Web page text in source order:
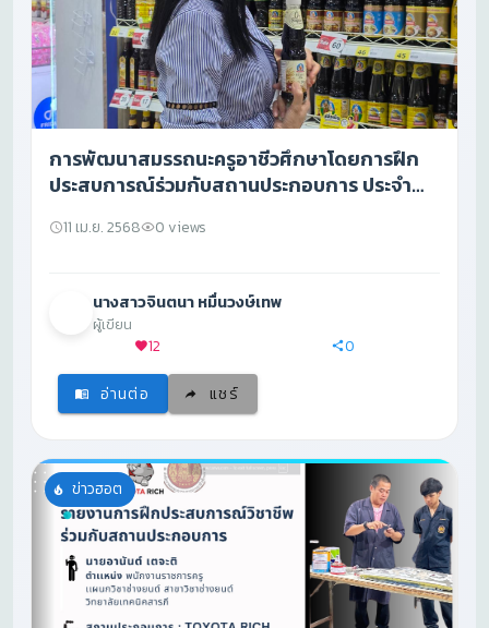
การพัฒนาสมรรถนะครูอาชีวศึกษาโดยการฝึก
ประสบการณ์ร่วมกับสถานประกอบการ ประจำ
11 เม.ย. 2568 0 views
นางสาวจินตนา หมื่นวงษ์เทพ
ผู้เขียน
12 0
อ่านต่อ แชร์
ข่าวฮอต